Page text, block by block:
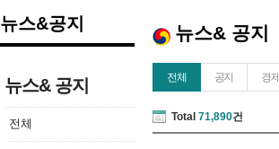
뉴스&공지
뉴스& 공지
전체
뉴스& 공지
전체 공지 경제
Total 71,890건